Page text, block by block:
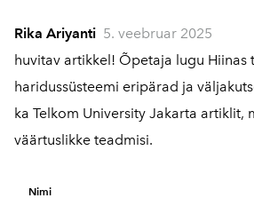
Rika Ariyanti 5. veebruar 2025
huvitav artikkel! Õpetaja lugu Hiinas
haridussüsteemi eripärad ja
ka Telkom University Jakarta artiklit,
väärtuslikke teadmisi.
Nimi